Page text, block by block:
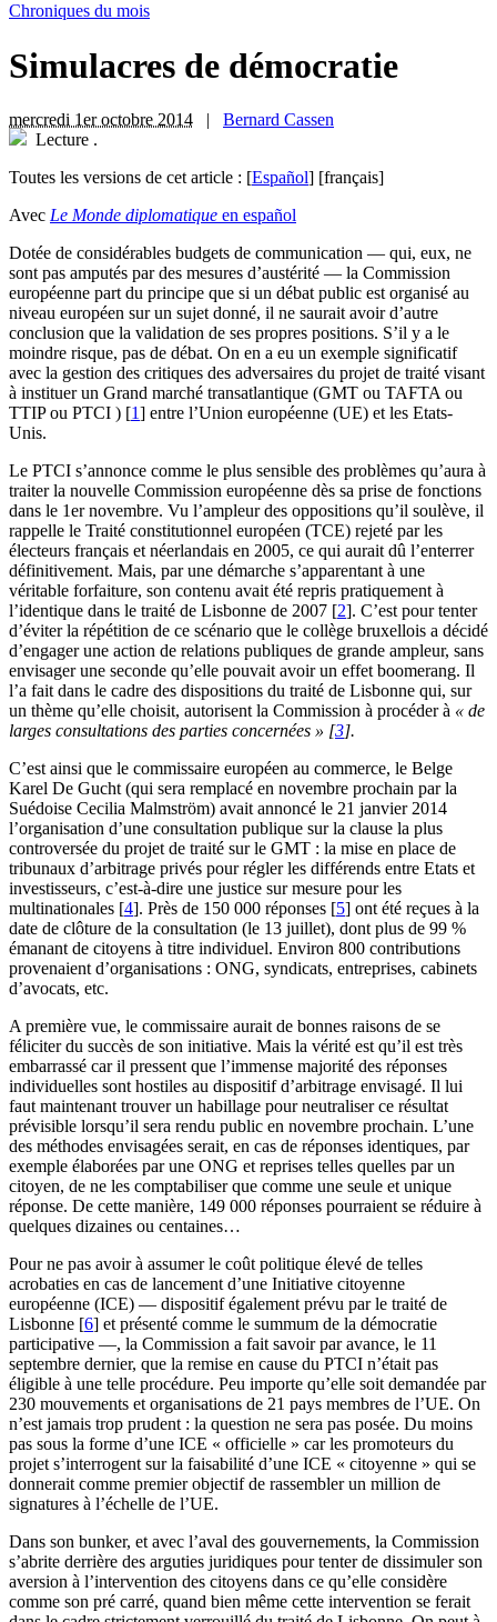
Chroniques du mois
Simulacres de démocratie
mercredi 1er octobre 2014 | Bernard Cassen
Lecture .
Toutes les versions de cet article : [Español] [français]
Avec Le Monde diplomatique en español
Dotée de considérables budgets de communication — qui, eux, ne
sont pas amputés par des mesures d’austérité — la Commission
européenne part du principe que si un débat public est organisé au
niveau européen sur un sujet donné, il ne saurait avoir d’autre
conclusion que la validation de ses propres positions. S’il y a le
moindre risque, pas de débat. On en a eu un exemple significatif
avec la gestion des critiques des adversaires du projet de traité visant
à instituer un Grand marché transatlantique (GMT ou TAFTA ou
TTIP ou PTCI ) [1] entre l’Union européenne (UE) et les Etats-
Unis.
Le PTCI s’annonce comme le plus sensible des problèmes qu’aura à
traiter la nouvelle Commission européenne dès sa prise de fonctions
dans le 1er novembre. Vu l’ampleur des oppositions qu’il soulève, il
rappelle le Traité constitutionnel européen (TCE) rejeté par les
électeurs français et néerlandais en 2005, ce qui aurait dû l’enterrer
définitivement. Mais, par une démarche s’apparentant à une
véritable forfaiture, son contenu avait été repris pratiquement à
l’identique dans le traité de Lisbonne de 2007 [2]. C’est pour tenter
d’éviter la répétition de ce scénario que le collège bruxellois a décidé
d’engager une action de relations publiques de grande ampleur, sans
envisager une seconde qu’elle pouvait avoir un effet boomerang. Il
l’a fait dans le cadre des dispositions du traité de Lisbonne qui, sur
un thème qu’elle choisit, autorisent la Commission à procéder à « de
larges consultations des parties concernées » [3].
C’est ainsi que le commissaire européen au commerce, le Belge
Karel De Gucht (qui sera remplacé en novembre prochain par la
Suédoise Cecilia Malmström) avait annoncé le 21 janvier 2014
l’organisation d’une consultation publique sur la clause la plus
controversée du projet de traité sur le GMT : la mise en place de
tribunaux d’arbitrage privés pour régler les différends entre Etats et
investisseurs, c’est-à-dire une justice sur mesure pour les
multinationales [4]. Près de 150 000 réponses [5] ont été reçues à la
date de clôture de la consultation (le 13 juillet), dont plus de 99 %
émanant de citoyens à titre individuel. Environ 800 contributions
provenaient d’organisations : ONG, syndicats, entreprises, cabinets
d’avocats, etc.
A première vue, le commissaire aurait de bonnes raisons de se
féliciter du succès de son initiative. Mais la vérité est qu’il est très
embarrassé car il pressent que l’immense majorité des réponses
individuelles sont hostiles au dispositif d’arbitrage envisagé. Il lui
faut maintenant trouver un habillage pour neutraliser ce résultat
prévisible lorsqu’il sera rendu public en novembre prochain. L’une
des méthodes envisagées serait, en cas de réponses identiques, par
exemple élaborées par une ONG et reprises telles quelles par un
citoyen, de ne les comptabiliser que comme une seule et unique
réponse. De cette manière, 149 000 réponses pourraient se réduire à
quelques dizaines ou centaines…
Pour ne pas avoir à assumer le coût politique élevé de telles
acrobaties en cas de lancement d’une Initiative citoyenne
européenne (ICE) — dispositif également prévu par le traité de
Lisbonne [6] et présenté comme le summum de la démocratie
participative —, la Commission a fait savoir par avance, le 11
septembre dernier, que la remise en cause du PTCI n’était pas
éligible à une telle procédure. Peu importe qu’elle soit demandée par
230 mouvements et organisations de 21 pays membres de l’UE. On
n’est jamais trop prudent : la question ne sera pas posée. Du moins
pas sous la forme d’une ICE « officielle » car les promoteurs du
projet s’interrogent sur la faisabilité d’une ICE « citoyenne » qui se
donnerait comme premier objectif de rassembler un million de
signatures à l’échelle de l’UE.
Dans son bunker, et avec l’aval des gouvernements, la Commission
s’abrite derrière des arguties juridiques pour tenter de dissimuler son
aversion à l’intervention des citoyens dans ce qu’elle considère
comme son pré carré, quand bien même cette intervention se ferait